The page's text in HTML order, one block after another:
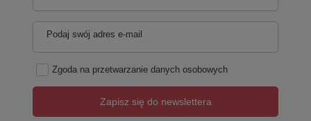
Podaj swój adres e-mail
Zgoda na przetwarzanie danych osobowych
Zapisz się do newslettera